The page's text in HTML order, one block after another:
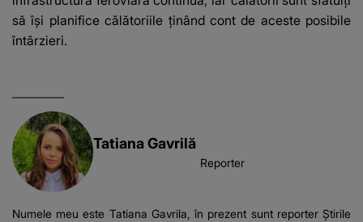
să își planifice călătoriile ținând cont de aceste posibile
întârzieri.
Tatiana Gavrilă
Reporter
Numele meu este Tatiana Gavrila, în prezent sunt reporter Știrile